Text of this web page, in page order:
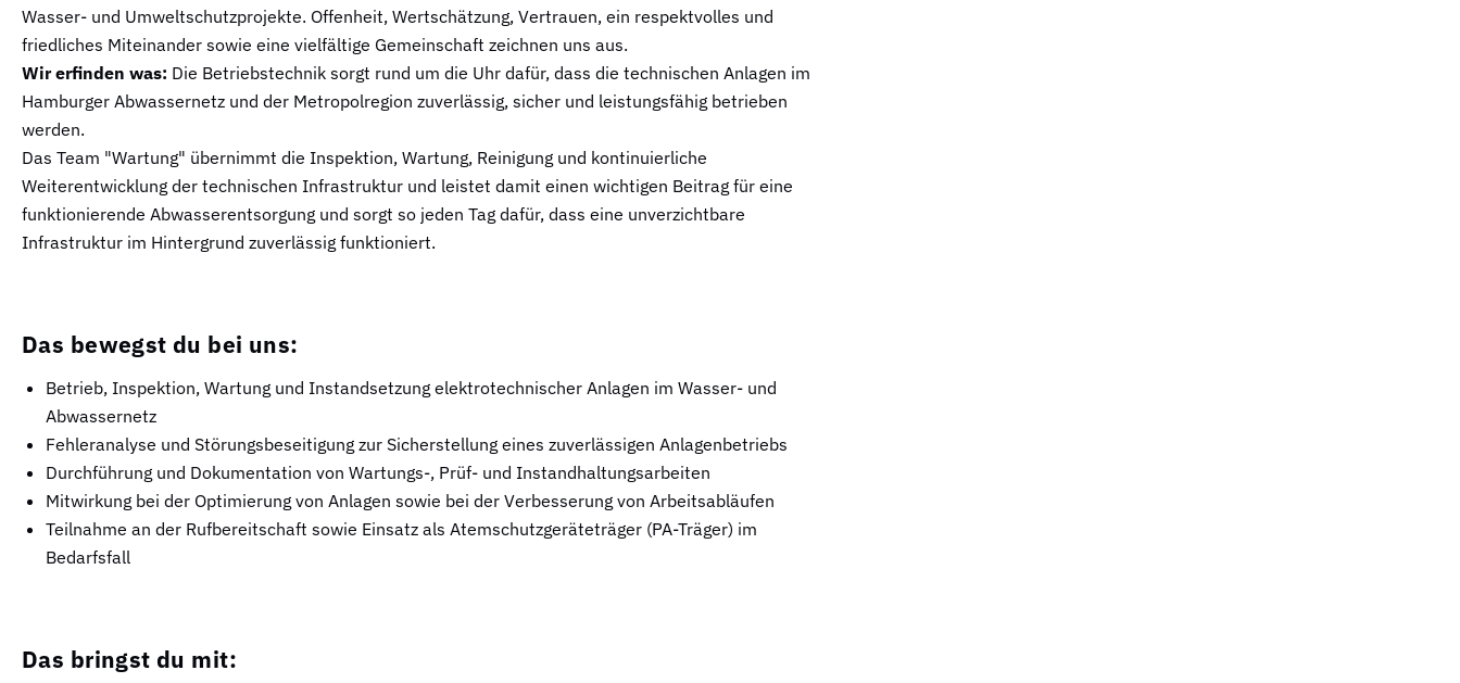
Wasser- und Umweltschutzprojekte. Offenheit, Wertschätzung, Vertrauen, ein respektvolles und
friedliches Miteinander sowie eine vielfältige Gemeinschaft zeichnen uns aus.
Wir erfinden was: Die Betriebstechnik sorgt rund um die Uhr dafür, dass die technischen Anlagen im
Hamburger Abwassernetz und der Metropolregion zuverlässig, sicher und leistungsfähig betrieben
werden.
Das Team "Wartung" übernimmt die Inspektion, Wartung, Reinigung und kontinuierliche
Weiterentwicklung der technischen Infrastruktur und leistet damit einen wichtigen Beitrag für eine
funktionierende Abwasserentsorgung und sorgt so jeden Tag dafür, dass eine unverzichtbare
Infrastruktur im Hintergrund zuverlässig funktioniert.
Das bewegst du bei uns:
Betrieb, Inspektion, Wartung und Instandsetzung elektrotechnischer Anlagen im Wasser- und
Abwassernetz
Fehleranalyse und Störungsbeseitigung zur Sicherstellung eines zuverlässigen Anlagenbetriebs
Durchführung und Dokumentation von Wartungs-, Prüf- und Instandhaltungsarbeiten
Mitwirkung bei der Optimierung von Anlagen sowie bei der Verbesserung von Arbeitsabläufen
Teilnahme an der Rufbereitschaft sowie Einsatz als Atemschutzgeräteträger (PA-Träger) im
Bedarfsfall
Das bringst du mit: